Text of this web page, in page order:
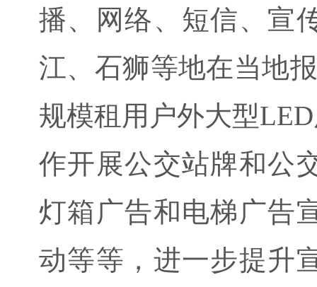
播、网络、短信、宣
江、石狮等地在当地
规模租用户外大型
作开展公交站牌和公
灯箱广告和电梯广告
动等等，进一步提升